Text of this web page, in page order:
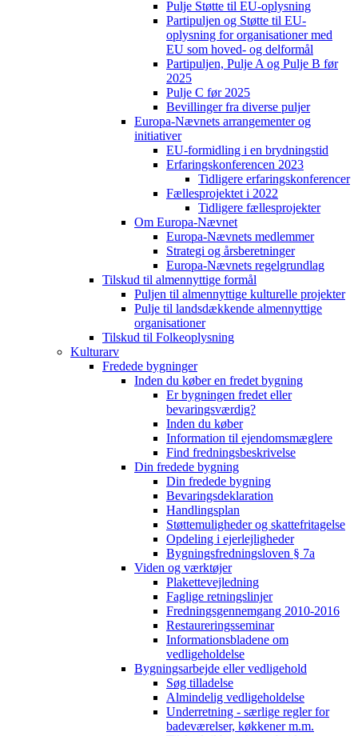
Pulje Støtte til EU-oplysning
Partipuljen og Støtte til EU-
oplysning for organisationer med
EU som hoved- og delformål
Partipuljen, Pulje A og Pulje B før
2025
Pulje C før 2025
Bevillinger fra diverse puljer
Europa-Nævnets arrangementer og
initiativer
EU-formidling i en brydningstid
Erfaringskonferencen 2023
Tidligere erfaringskonferencer
Fællesprojektet i 2022
Tidligere fællesprojekter
Om Europa-Nævnet
Europa-Nævnets medlemmer
Strategi og årsberetninger
Europa-Nævnets regelgrundlag
Tilskud til almennyttige formål
Puljen til almennyttige kulturelle projekter
Pulje til landsdækkende almennyttige
organisationer
Tilskud til Folkeoplysning
Kulturarv
Fredede bygninger
Inden du køber en fredet bygning
Er bygningen fredet eller
bevaringsværdig?
Inden du køber
Information til ejendomsmæglere
Find fredningsbeskrivelse
Din fredede bygning
Din fredede bygning
Bevaringsdeklaration
Handlingsplan
Støttemuligheder og skattefritagelse
Opdeling i ejerlejligheder
Bygningsfredningsloven § 7a
Viden og værktøjer
Plakettevejledning
Faglige retningslinjer
Fredningsgennemgang 2010-2016
Restaureringsseminar
Informationsbladene om
vedligeholdelse
Bygningsarbejde eller vedligehold
Søg tilladelse
Almindelig vedligeholdelse
Underretning - særlige regler for
badeværelser, køkkener m.m.